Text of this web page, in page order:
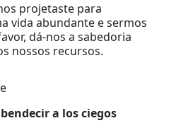
projetaste para
vida abundante e sermos
dá-nos a sabedoria
nossos recursos.
a los ciegos